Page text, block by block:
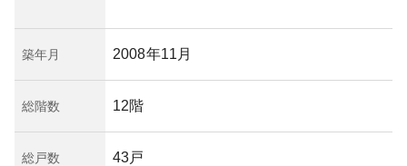
築年月 2008年11月
総階数 12階
総戸数 43戸